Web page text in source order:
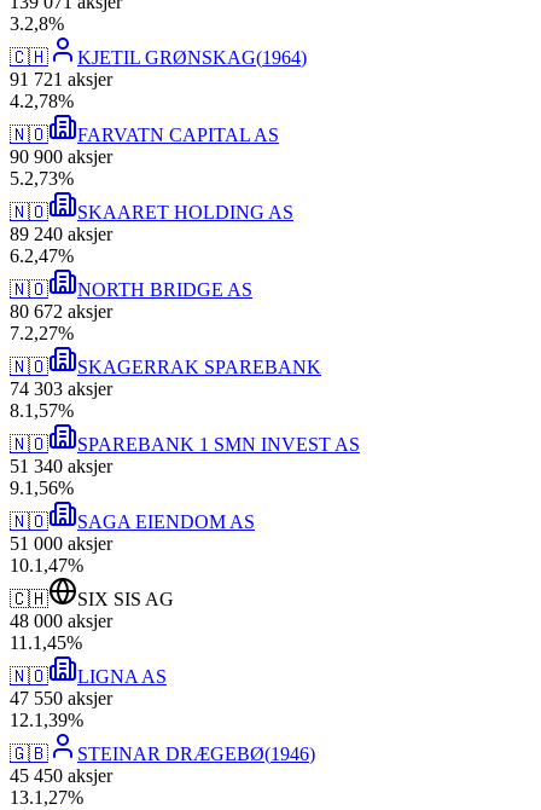
3.2,8%
🇨🇭
KJETIL GRØNSKAG(1964)
91 721 aksjer
4.2,78%
🇳🇴
FARVATN CAPITAL AS
90 900 aksjer
5.2,73%
🇳🇴
SKAARET HOLDING AS
89 240 aksjer
6.2,47%
🇳🇴
NORTH BRIDGE AS
80 672 aksjer
7.2,27%
🇳🇴
SKAGERRAK SPAREBANK
74 303 aksjer
8.1,57%
🇳🇴
SPAREBANK 1 SMN INVEST AS
51 340 aksjer
9.1,56%
🇳🇴
SAGA EIENDOM AS
51 000 aksjer
10.1,47%
🇨🇭
SIX SIS AG
48 000 aksjer
11 .1,45%
🇳🇴
LIGNA AS
47 550 aksjer
12.1,39%
🇬🇧
STEINAR DRÆGEBØ(1946)
45 450 aksjer
13.1,27%